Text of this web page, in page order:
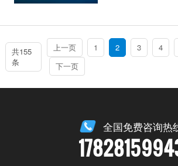
共155
条
上一页 1 2 3 4
下一页
全国免费咨询热